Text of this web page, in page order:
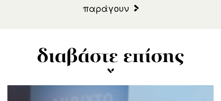
παράγουν
διαβάστε επίσης